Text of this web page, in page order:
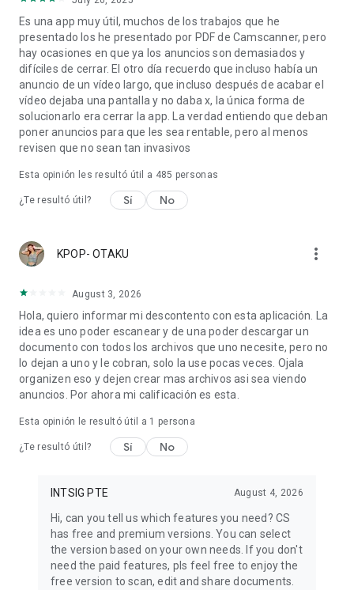
Es una app muy útil, muchos de los trabajos que he
presentado los he presentado por PDF de Camscanner, pero
hay ocasiones en que ya los anuncios son demasiados y
difíciles de cerrar. El otro día recuerdo que incluso había un
anuncio de un vídeo largo, que incluso después de acabar el
vídeo dejaba una pantalla y no daba x, la única forma de
solucionarlo era cerrar la app. La verdad entiendo que deban
poner anuncios para que les sea rentable, pero al menos
revisen que no sean tan invasivos
Esta opinión les resultó útil a 485 personas
¿Te resultó útil? Sí No
KPOP- OTAKU more_vert
August 3, 2026
Hola, quiero informar mi descontento con esta aplicación. La
idea es uno poder escanear y de una poder descargar un
documento con todos los archivos que uno necesite, pero no
lo dejan a uno y le cobran, solo la use pocas veces. Ojala
organizen eso y dejen crear mas archivos asi sea viendo
anuncios. Por ahora mi calificación es esta.
Esta opinión le resultó útil a 1 persona
¿Te resultó útil? Sí No
INTSIG PTE August 4, 2026
Hi, can you tell us which features you need? CS
has free and premium versions. You can select
the version based on your own needs. If you don't
need the paid features, pls feel free to enjoy the
free version to scan, edit and share documents.